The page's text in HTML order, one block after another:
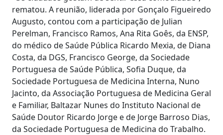
rematou. A reunião, liderada por Gonçalo Figueiredo
Augusto, contou com a participação de Julian
Perelman, Francisco Ramos, Ana Rita Goês, da ENSP,
do médico de Saúde Pública Ricardo Mexia, de Diana
Costa, da DGS, Francisco George, da Sociedade
Portuguesa de Saúde Pública, Sofia Duque, da
Sociedade Portuguesa de Medicina Interna, Nuno
Jacinto, da Associação Portuguesa de Medicina Geral
e Familiar, Baltazar Nunes do Instituto Nacional de
Saúde Doutor Ricardo Jorge e de Jorge Barroso Dias,
da Sociedade Portuguesa de Medicina do Trabalho.